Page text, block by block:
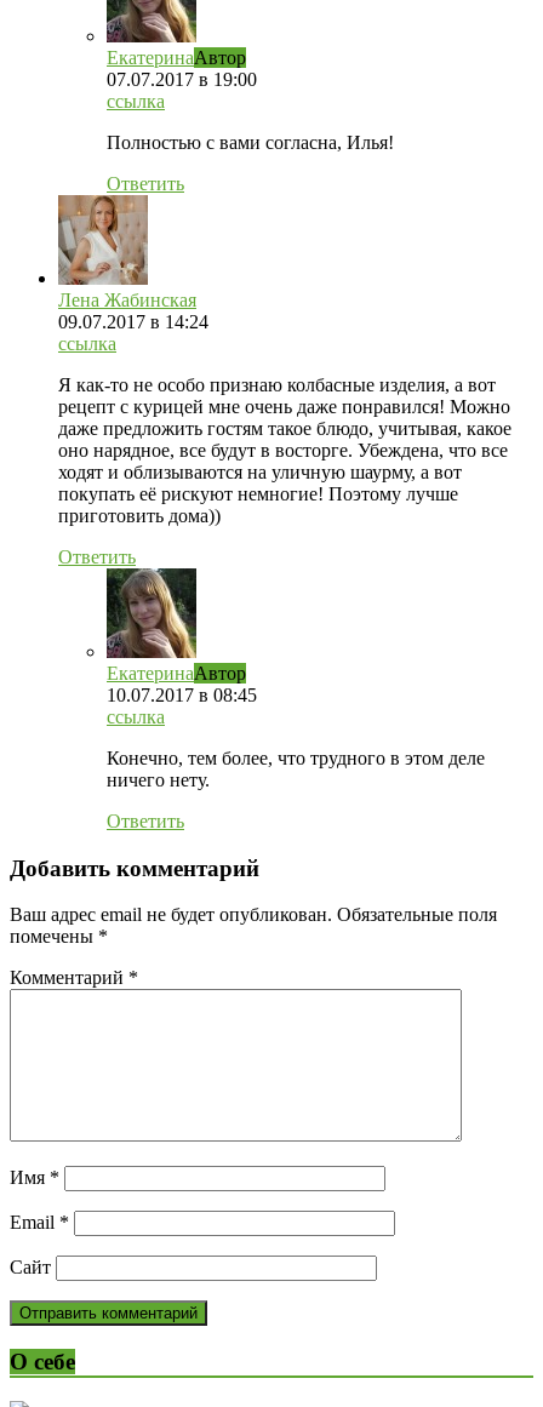
ЕкатеринаАвтор
07.07.2017 в 19:00
ссылка
Полностью с вами согласна, Илья!
Ответить
Лена Жабинская
09.07.2017 в 14:24
ссылка
Я как-то не особо признаю колбасные изделия, а вот
рецепт с курицей мне очень даже понравился! Можно
даже предложить гостям такое блюдо, учитывая, какое
оно нарядное, все будут в восторге. Убеждена, что все
ходят и облизываются на уличную шаурму, а вот
покупать её рискуют немногие! Поэтому лучше
приготовить дома))
Ответить
ЕкатеринаАвтор
10.07.2017 в 08:45
ссылка
Конечно, тем более, что трудного в этом деле
ничего нету.
Ответить
Добавить комментарий
Ваш адрес email не будет опубликован. Обязательные поля
помечены *
Комментарий *
Имя *
Email *
Сайт
О себе